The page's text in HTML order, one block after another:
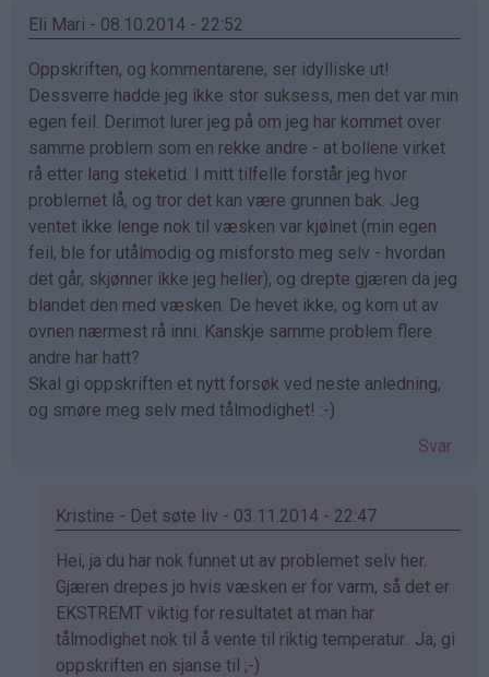
Eli Mari - 08.10.2014 - 22:52
Oppskriften, og kommentarene, ser idylliske ut!
Dessverre hadde jeg ikke stor suksess, men det var min
egen feil. Derimot lurer jeg på om jeg har kommet over
samme problem som en rekke andre - at bollene virket
rå etter lang steketid. I mitt tilfelle forstår jeg hvor
problemet lå, og tror det kan være grunnen bak. Jeg
ventet ikke lenge nok til væsken var kjølnet (min egen
feil, ble for utålmodig og misforsto meg selv - hvordan
det går, skjønner ikke jeg heller), og drepte gjæren da jeg
blandet den med væsken. De hevet ikke, og kom ut av
ovnen nærmest rå inni. Kanskje samme problem flere
andre har hatt?
Skal gi oppskriften et nytt forsøk ved neste anledning,
og smøre meg selv med tålmodighet! :-)
Svar
Kristine - Det søte liv - 03.11.2014 - 22:47
Som
svar
på
av
Eli
Hei, ja du har nok funnet ut av problemet selv her.
Gjæren drepes jo hvis væsken er for varm, så det er
EKSTREMT viktig for resultatet at man har
tålmodighet nok til å vente til riktig temperatur.. Ja, gi
oppskriften en sjanse til ;-)